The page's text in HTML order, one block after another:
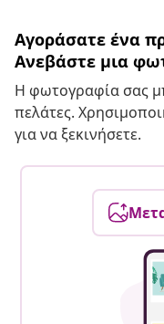
Αγοράσατε ένα
Ανεβάστε μια
Η φωτογραφία σας
πελάτες.
για να ξεκινήσετε.